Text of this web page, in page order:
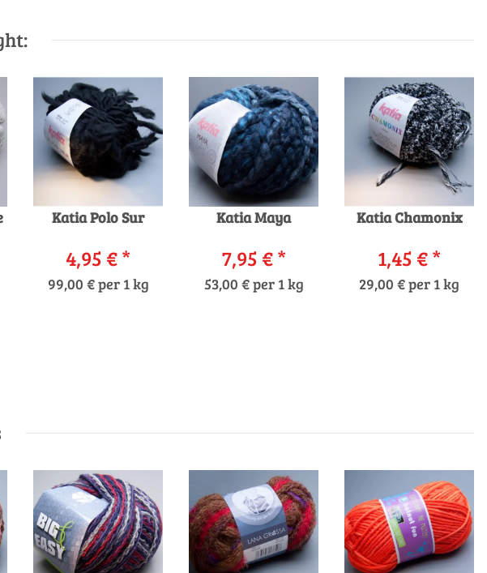
Katia Polo Sur
4,95 €*
99,00 € per 1 kg
Katia Maya
7,95 €*
53,00 € per 1 kg
Katia Chamonix
1,45 €*
29,00 € per 1 kg